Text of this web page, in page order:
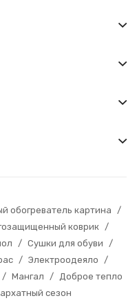
обогреватель картина
/
коврик
/
/ Сушки для обуви
/
/ Электроодеяло
/
/ Мангал /
Доброе тепло
сезон